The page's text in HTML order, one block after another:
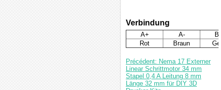
Verbindung
A+ A-
Rot
Braun
Précédent: Nema 17 Externer
Linear Schrittmotor 34 mm
Stapel 0,4 A Leitung 8 mm
Länge 32 mm für DIY 3D